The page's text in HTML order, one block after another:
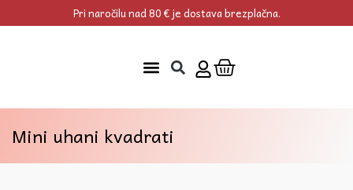
to
Pri naročilu nad 80 € je dostava brezplačna.
Cart
Mini uhani kvadrati